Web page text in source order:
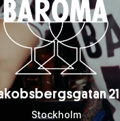
21
Stockholm